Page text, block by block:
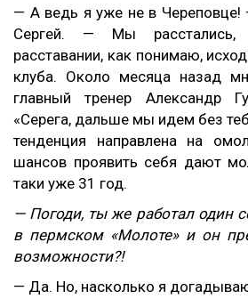
— А ведь я уже не в Череповце!
Сергей. — Мы
расставании, как понимаю,
клуба. Около месяца назад
главный тренер Александр
«Серега, дальше мы идем без
тенденция направлена на
шансов проявить себя дают
таки уже 31 год.
— Погоди, ты же работал один
в пермском «Молоте» и он
возможности?!
— Да. Но, насколько я